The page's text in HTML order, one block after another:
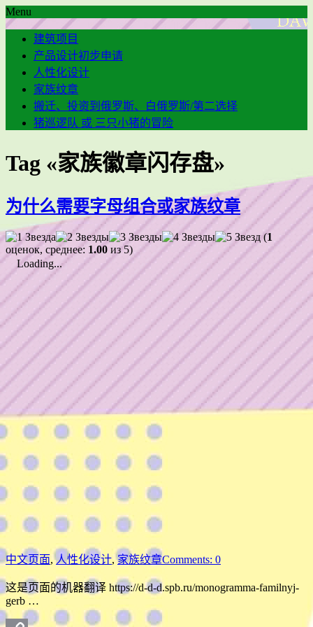
Menu
建筑项目
产品设计初步申请
人性化设计
家族纹章
搬迁、投资到俄罗斯、白俄罗斯/第二选择
猪巡逻队 或 三只小猪的冒险
Tag «家族徽章闪存盘»
为什么需要字母组合或家族纹章
(1
оценок, среднее: 1.00 из 5)
Loading...
中文页面,人性化设计,家族纹章Comments: 0
这是页面的机器翻译 https://d-d-d.spb.ru/monogramma-familnyj-
gerb …